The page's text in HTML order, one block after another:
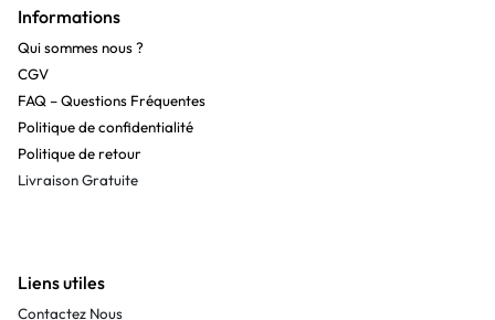
Informations
Qui sommes nous ?
CGV
FAQ – Questions Fréquentes
Politique de confidentialité
Politique de retour
Livraison Gratuite
Liens utiles
Contactez Nous